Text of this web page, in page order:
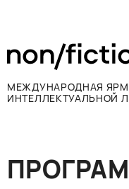
МЕЖДУНАРОДНАЯ
ИНТЕЛЛЕКТУАЛЬНОЙ
Принять
Участникам